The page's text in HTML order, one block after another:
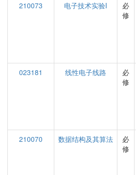
210073
电子技术实验I
必
修
023181
线性电子线路
必
修
210070
数据结构及其算法
必
修